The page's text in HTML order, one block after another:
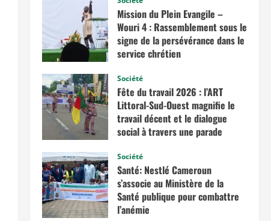
Mission du Plein Evangile –
Wouri 4 : Rassemblement sous le
signe de la persévérance dans le
service chrétien
Société
Fête du travail 2026 : l’ART
Littoral-Sud-Ouest magnifie le
travail décent et le dialogue
social à travers une parade
mai 2, 2026
Société
Santé: Nestlé Cameroun
s’associe au Ministère de la
Santé publique pour combattre
l’anémie